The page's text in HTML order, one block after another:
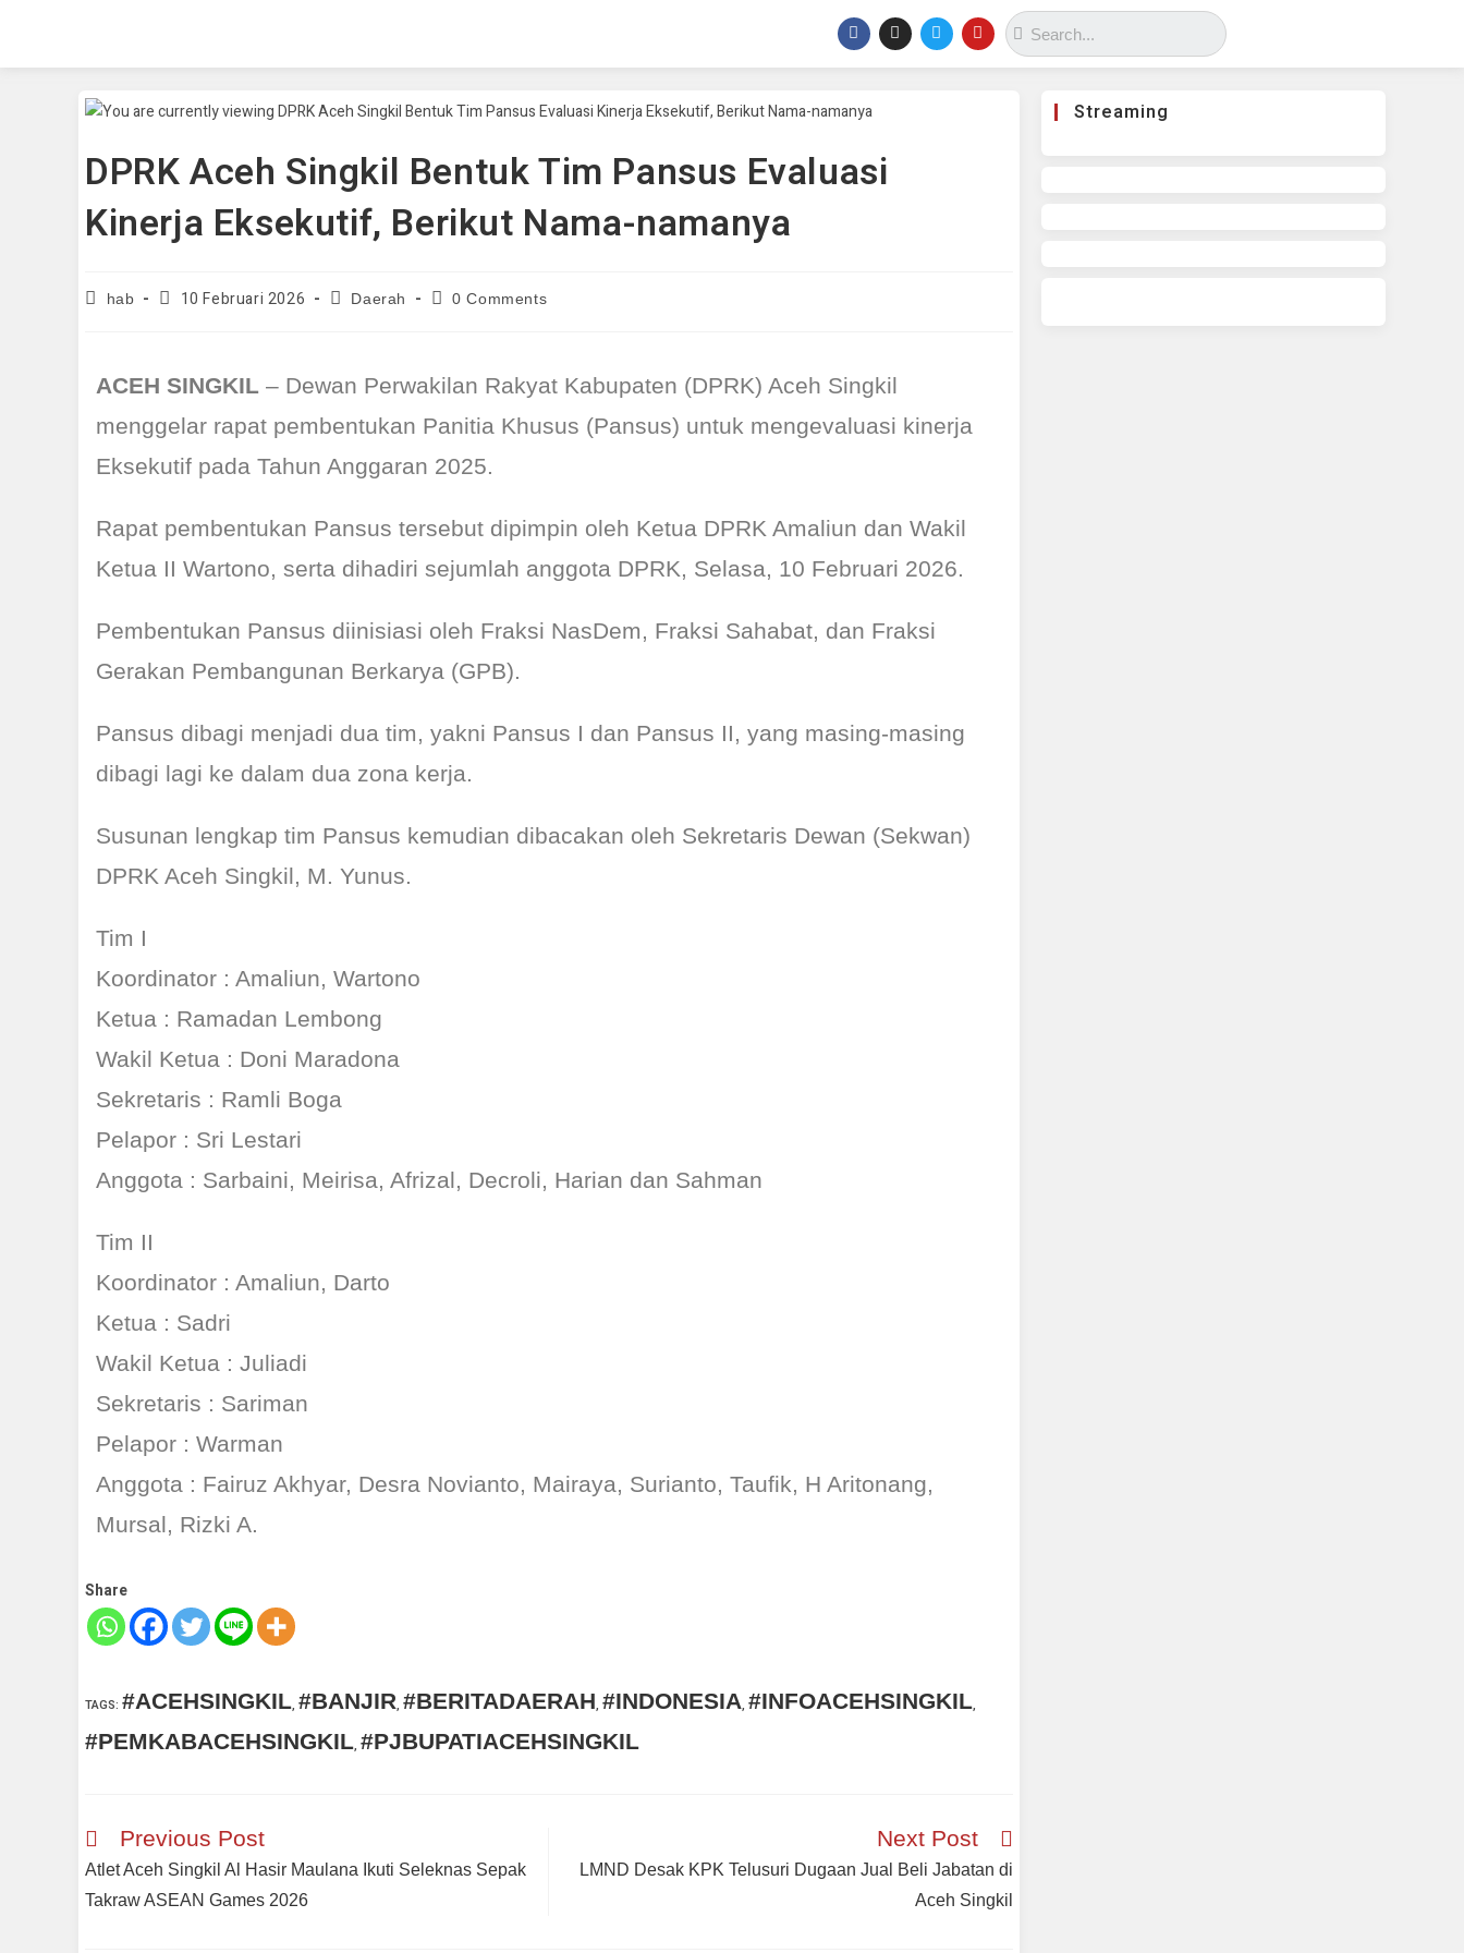
DPRK Aceh Singkil Bentuk Tim Pansus Evaluasi
Kinerja Eksekutif, Berikut Nama-namanya
hab 10 Februari 2026 Daerah 0 Comments
ACEH SINGKIL – Dewan Perwakilan Rakyat Kabupaten (DPRK) Aceh Singkil
menggelar rapat pembentukan Panitia Khusus (Pansus) untuk mengevaluasi kinerja
Eksekutif pada Tahun Anggaran 2025.
Rapat pembentukan Pansus tersebut dipimpin oleh Ketua DPRK Amaliun dan Wakil
Ketua II Wartono, serta dihadiri sejumlah anggota DPRK, Selasa, 10 Februari 2026.
Pembentukan Pansus diinisiasi oleh Fraksi NasDem, Fraksi Sahabat, dan Fraksi
Gerakan Pembangunan Berkarya (GPB).
Pansus dibagi menjadi dua tim, yakni Pansus I dan Pansus II, yang masing-masing
dibagi lagi ke dalam dua zona kerja.
Susunan lengkap tim Pansus kemudian dibacakan oleh Sekretaris Dewan (Sekwan)
DPRK Aceh Singkil, M. Yunus.
Tim I
Koordinator : Amaliun, Wartono
Ketua : Ramadan Lembong
Wakil Ketua : Doni Maradona
Sekretaris : Ramli Boga
Pelapor : Sri Lestari
Anggota : Sarbaini, Meirisa, Afrizal, Decroli, Harian dan Sahman
Tim II
Koordinator : Amaliun, Darto
Ketua : Sadri
Wakil Ketua : Juliadi
Sekretaris : Sariman
Pelapor : Warman
Anggota : Fairuz Akhyar, Desra Novianto, Mairaya, Surianto, Taufik, H Aritonang,
Mursal, Rizki A.
Share
TAGS: #ACEHSINGKIL, #BANJIR, #BERITADAERAH, #INDONESIA, #INFOACEHSINGKIL,
#PEMKABACEHSINGKIL, #PJBUPATIACEHSINGKIL
Previous Post
Atlet Aceh Singkil Al Hasir Maulana Ikuti Seleknas Sepak
Takraw ASEAN Games 2026
Next Post
LMND Desak KPK Telusuri Dugaan Jual Beli Jabatan di
Aceh Singkil
Streaming